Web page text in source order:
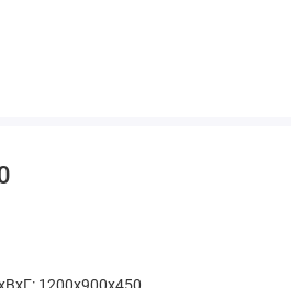
1200х900х450